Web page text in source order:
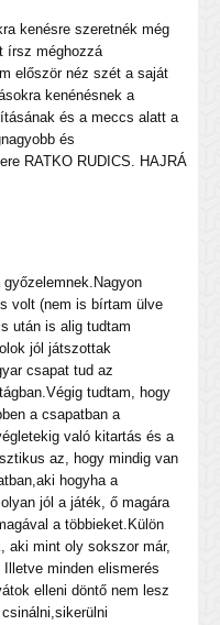
kenésre szeretnék még
írsz méghozzá
először néz szét a saját
kenénésnek a
és a meccs alatt a
és
RATKO RUDICS. HAJRÁ
volt (nem is bírtam ülve
után is alig tudtam
jól játszottak
csapat tud az
tudtam, hogy
a csapatban a
való kitartás és a
az, hogy mindig van
hogyha a
jól a játék, ő magára
a többieket.Külön
aki mint oly sokszor már,
minden elismerés
elleni döntő nem lesz